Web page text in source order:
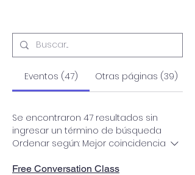
Eventos (47) Otras páginas (39)
Se encontraron 47 resultados sin
ingresar un término de búsqueda
Ordenar según: Mejor coincidencia
Free Conversation Class